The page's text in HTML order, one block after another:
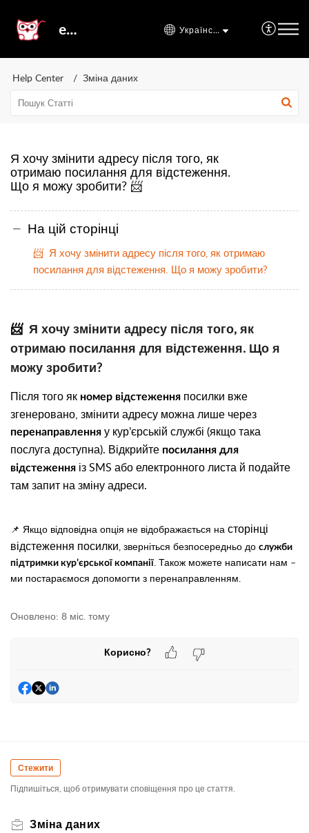
etal24 Українська
Help Center Зміна даних
Я хочу змінити адресу після того, як
отримаю посилання для відстеження.
Що я можу зробити? 📨
На цій сторінці
📨 Я хочу змінити адресу після того, як отримаю
посилання для відстеження. Що я можу зробити?
📨 Я хочу змінити адресу після того, як
отримаю посилання для відстеження. Що я
можу зробити?
Після того як номер відстеження посилки вже
згенеровано, змінити адресу можна лише через
перенаправлення у кур’єрській службі (якщо така
послуга доступна). Відкрийте посилання для
відстеження із SMS або електронного листа й подайте
там запит на зміну адреси.
📌 Якщо відповідна опція не відображається на сторінці
відстеження посилки, зверніться безпосередньо до служби
підтримки кур’єрської компанії. Також можете написати нам –
ми постараємося допомогти з перенаправленням.
Оновлено: 8 міс. тому
Корисно?
Стежити
Підпишіться, щоб отримувати сповіщення про це стаття.
Зміна даних